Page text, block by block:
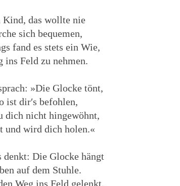
Kind, das wollte nie
sich bequemen,
fand es stets ein Wie,
ins Feld zu nehmen.
»Die Glocke tönt,
ist dir′s befohlen,
dich nicht hingewöhnt,
und wird dich holen.«
denkt: Die Glocke hängt
auf dem Stuhle.
Weg ins Feld gelenkt,